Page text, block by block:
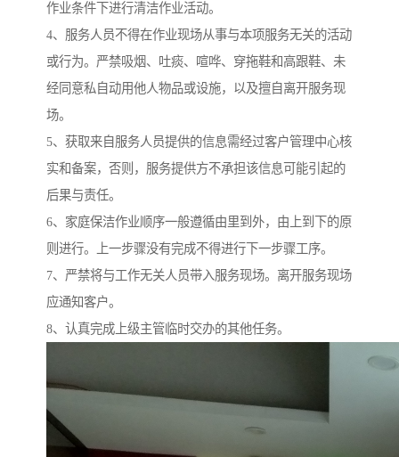
作业条件下进行清洁作业活动。
4、服务人员不得在作业现场从事与本项服务无关的活动
或行为。严禁吸烟、吐痰、喧哗、穿拖鞋和高跟鞋、未
经同意私自动用他人物品或设施，以及擅自离开服务现
场。
5、获取来自服务人员提供的信息需经过客户管理中心核
实和备案，否则，服务提供方不承担该信息可能引起的
后果与责任。
6、家庭保洁作业顺序一般遵循由里到外，由上到下的原
则进行。上一步骤没有完成不得进行下一步骤工序。
7、严禁将与工作无关人员带入服务现场。离开服务现场
应通知客户。
8、认真完成上级主管临时交办的其他任务。